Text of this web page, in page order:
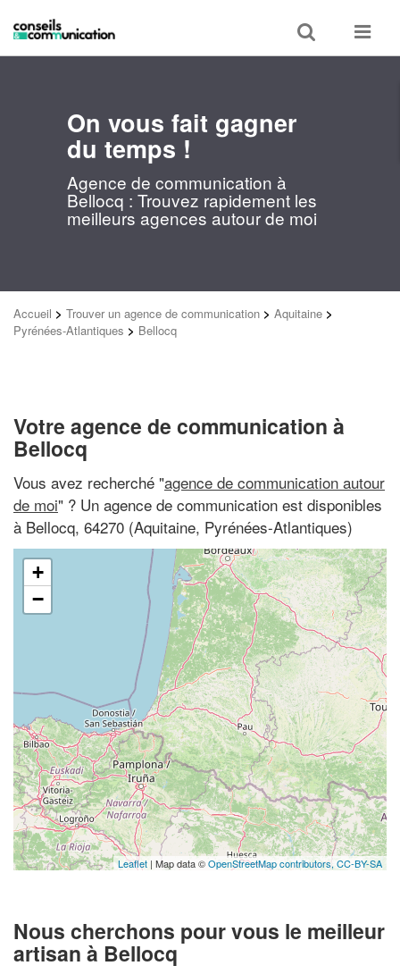
Toggle
search
Toggle
On vous fait gagner
du temps !
Agence de communication à
Bellocq : Trouvez rapidement les
meilleurs agences autour de moi
Accueil > Trouver un agence de communication > Aquitaine >
Pyrénées-Atlantiques > Bellocq
Votre agence de communication à
Bellocq
Vous avez recherché "agence de communication autour
de moi" ? Un agence de communication est disponibles
à Bellocq, 64270 (Aquitaine, Pyrénées-Atlantiques)
+
−
Leaflet | Map data ©OpenStreetMap contributors, CC-BY-SA
Nous cherchons pour vous le meilleur
artisan à Bellocq